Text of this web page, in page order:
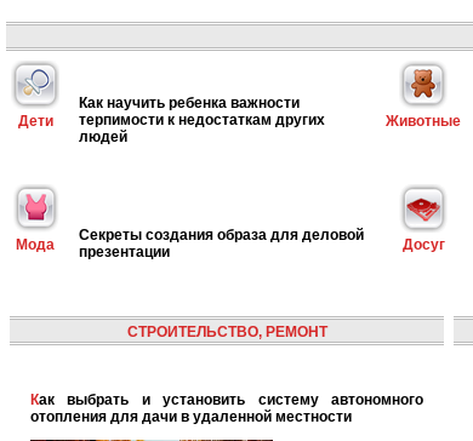
Дети
Как научить ребенка важности
терпимости к недостаткам других
людей
Животные
Мода
Секреты создания образа для деловой
презентации
Досуг
СТРОИТЕЛЬСТВО, РЕМОНТ
Как выбрать и установить систему автономного
отопления для дачи в удаленной местности